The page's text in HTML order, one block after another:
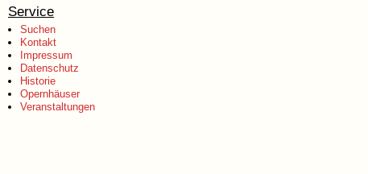
Service
Suchen
Kontakt
Impressum
Datenschutz
Historie
Opernhäuser
Veranstaltungen